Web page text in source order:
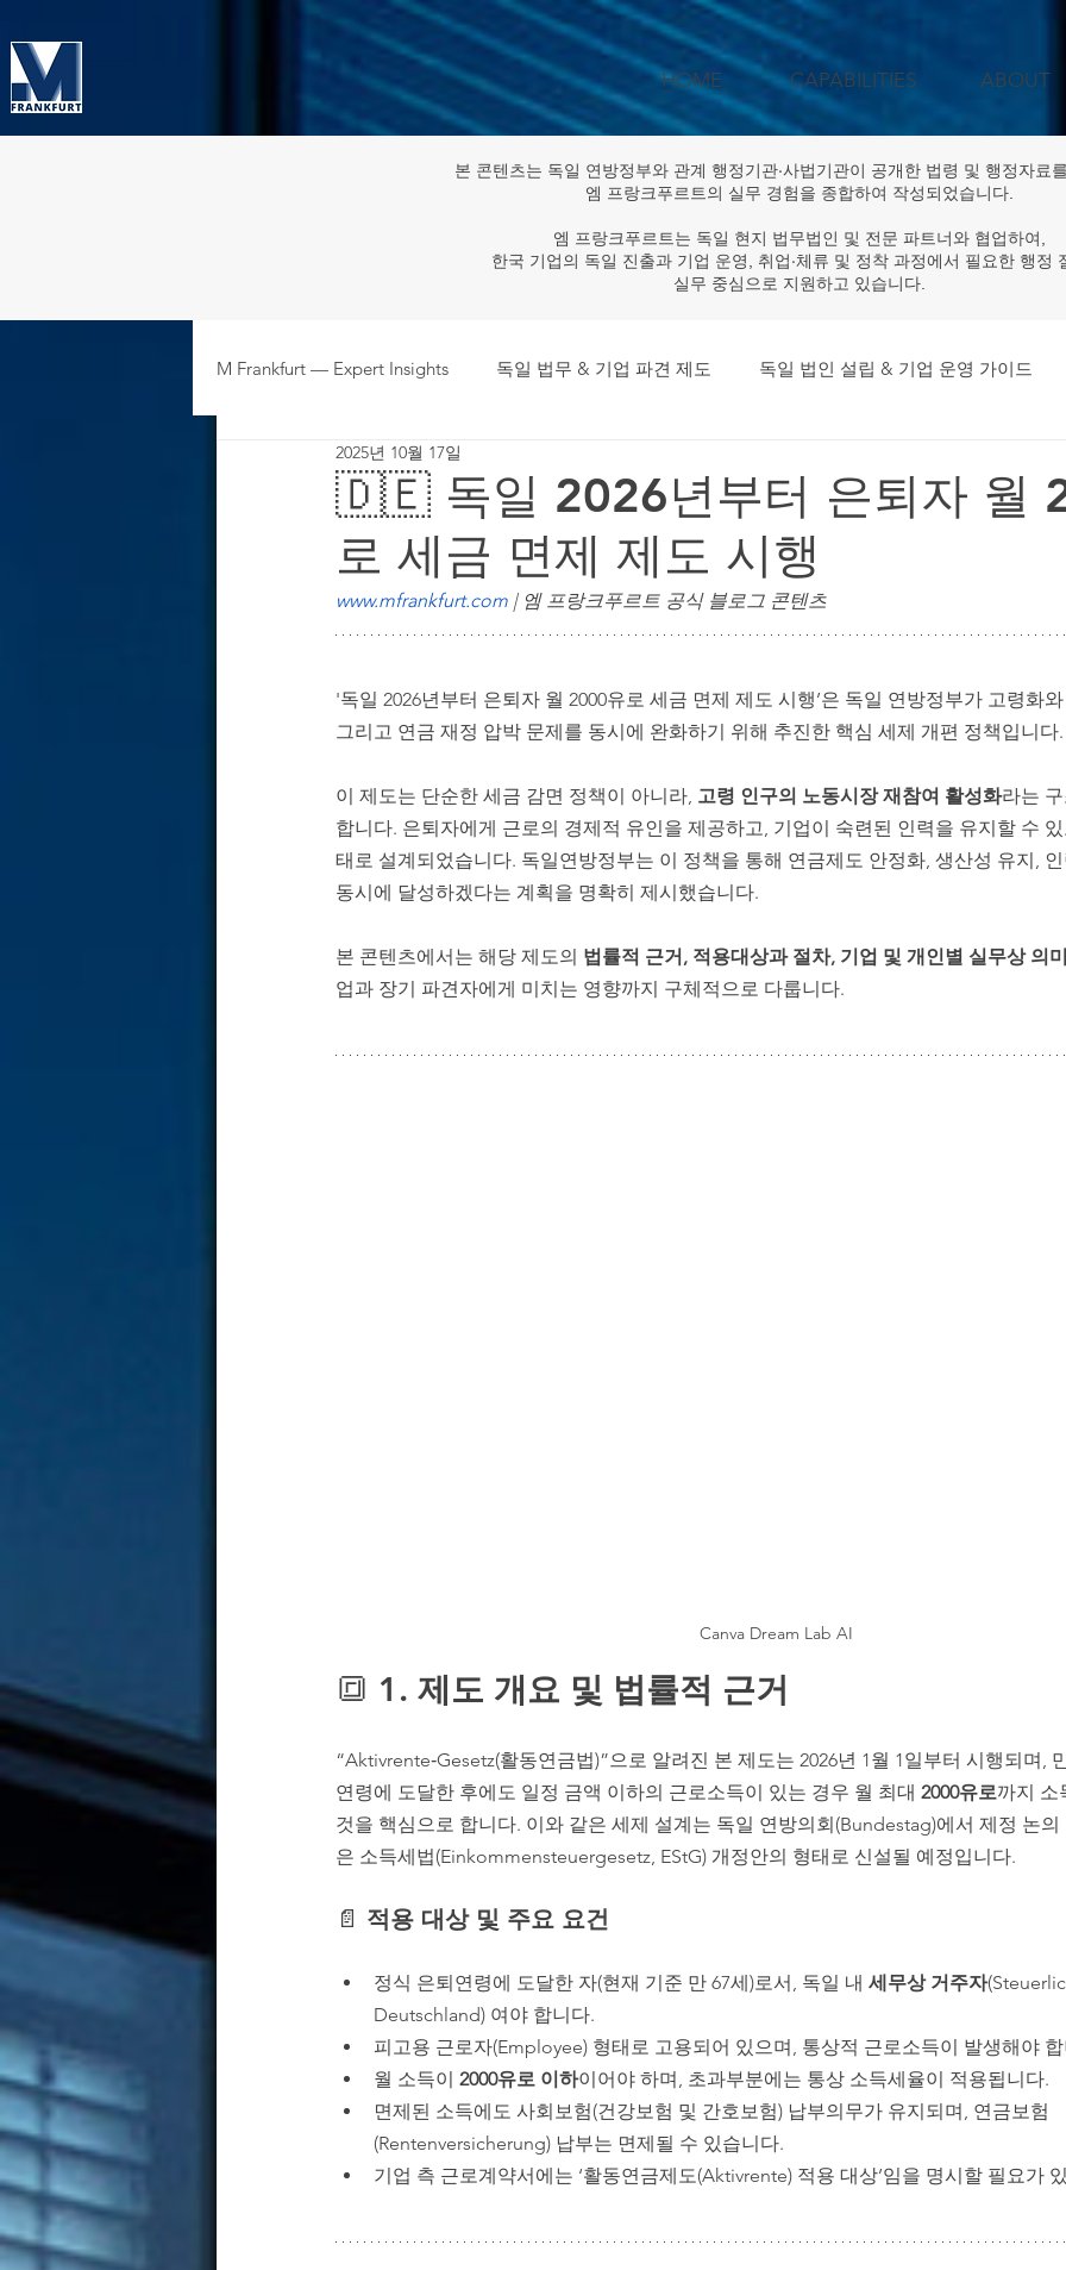
HOME CAPABILITIES ABOUT
본 콘텐츠는 독일 연방정부와 관계 행정기관·사법기관이 공개한 법령 및 행정자료
엠 프랑크푸르트의 실무 경험을 종합하여 작성되었습니다.
엠 프랑크푸르트는 독일 현지 법무법인 및 전문 파트너와 협업하여,
한국 기업의 독일 진출과 기업 운영, 취업·체류 및 정착 과정에서 필요한 행정
실무 중심으로 지원하고 있습니다.
M Frankfurt — Expert Insights 독일 법무 & 기업 파견 제도 독일 법인 설립 & 기업 운영 가이드
주재원·파견인 HR & 노동 규정
독일 경제·산업 & 기업 환경 분석 독일 정착 행정 & 주재원 가족 지원
🇩🇪 독일 2026년부터 은퇴자 월
로 세금 면제 제도 시행
2025년 10월 17일
www.mfrankfurt.com | 엠 프랑크푸르트 공식 블로그 콘텐츠
'독일 2026년부터 은퇴자 월 2000유로 세금 면제 제도 시행’은 독일 연방정부가 고령화
그리고 연금 재정 압박 문제를 동시에 완화하기 위해 추진한 핵심 세제 개편 정책입니다.
이 제도는 단순한 세금 감면 정책이 아니라, 고령 인구의 노동시장 재참여 활성화라는
합니다. 은퇴자에게 근로의 경제적 유인을 제공하고, 기업이 숙련된 인력을 유지할 수
태로 설계되었습니다. 독일연방정부는 이 정책을 통해 연금제도 안정화, 생산성 유지,
동시에 달성하겠다는 계획을 명확히 제시했습니다.
본 콘텐츠에서는 해당 제도의 법률적 근거, 적용대상과 절차, 기업 및 개인별 실무상 의
업과 장기 파견자에게 미치는 영향까지 구체적으로 다룹니다.
Canva Dream Lab AI
🔳 1. 제도 개요 및 법률적 근거
“Aktivrente‑Gesetz(활동연금법)”으로 알려진 본 제도는 2026년 1월 1일부터 시행되며,
연령에 도달한 후에도 일정 금액 이하의 근로소득이 있는 경우 월 최대 2000유로까지
것을 핵심으로 합니다. 이와 같은 세제 설계는 독일 연방의회(Bundestag)에서 제정 논
은 소득세법(Einkommensteuergesetz, EStG) 개정안의 형태로 신설될 예정입니다.
📄 적용 대상 및 주요 요건
정식 은퇴연령에 도달한 자(현재 기준 만 67세)로서, 독일 내 세무상 거주자
Deutschland) 여야 합니다.
피고용 근로자(Employee) 형태로 고용되어 있으며, 통상적 근로소득이 발생해야
월 소득이 2000유로 이하이어야 하며, 초과부분에는 통상 소득세율이 적용됩니다.
면제된 소득에도 사회보험(건강보험 및 간호보험) 납부의무가 유지되며, 연금보험
(Rentenversicherung) 납부는 면제될 수 있습니다.
기업 측 근로계약서에는 ‘활동연금제도(Aktivrente) 적용 대상’임을 명시할 필요가